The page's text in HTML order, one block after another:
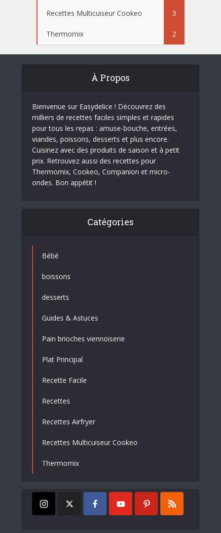
Recettes Multicuiseur Cookeo 3
Thermomix 2
À Propos
Bienvenue sur Easydelice ! Découvrez des
milliers de recettes faciles simples et rapides
pour tous les repas : amuse-bouche, entrées,
viandes, poissons, desserts et plus encore.
Cuisinez avec des produits de saison et à petit
prix. Retrouvez aussi des recettes pour
Thermomix, Cookeo, Companion et micro-
ondes. Bon appétit !
Catégories
Bébé
boissons
desserts
Guides & Astuces
Pain brioches viennoiserie
Plat Principal
Recette Facile
Recettes
Recettes Airfryer
Recettes Multicuiseur Cookeo
Thermomix